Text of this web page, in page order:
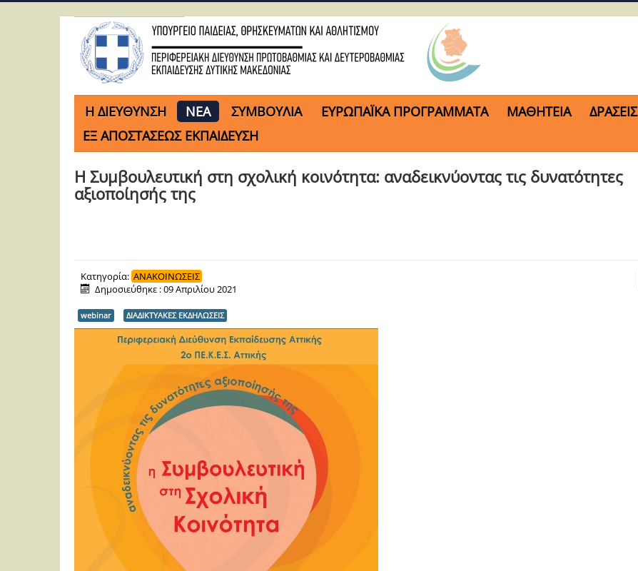
H ΔΙΕΥΘΥΝΣΗ ΝΕΑ ΣΥΜΒΟΥΛΙΑ ΕΥΡΩΠΑΪΚΑ ΠΡΟΓΡΑΜΜΑΤΑ ΜΑΘΗΤΕΙΑ ΔΡΑΣΕΙΣ
ΕΞ ΑΠΟΣΤΑΣΕΩΣ ΕΚΠΑΙΔΕΥΣΗ
Η Συμβουλευτική στη σχολική κοινότητα: αναδεικνύοντας τις δυνατότητες
αξιοποίησής της
Κατηγορία: ΑΝΑΚΟΙΝΩΣΕΙΣ
Δημοσιεύθηκε : 09 Απριλίου 2021
webinar ΔΙΑΔΙΚΤΥΑΚΕΣ ΕΚΔΗΛΩΣΕΙΣ